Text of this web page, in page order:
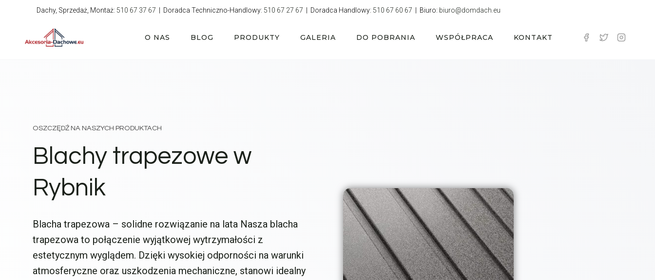
Dachy, Sprzedaż, Montaż: 510 67 37 67 | Doradca Techniczno-Handlowy: 510 67 27 67 | Doradca Handlowy: 510 67 60 67 | Biuro: biuro@domdach.eu
O NAS BLOG PRODUKTY GALERIA DO POBRANIA WSPÓŁPRACA KONTAKT
OSZCZĘDŹ NA NASZYCH PRODUKTACH
Blachy trapezowe w
Rybnik
Blacha trapezowa – solidne rozwiązanie na lata Nasza blacha
trapezowa to połączenie wyjątkowej wytrzymałości z
estetycznym wyglądem. Dzięki wysokiej odporności na warunki
atmosferyczne oraz uszkodzenia mechaniczne, stanowi idealny